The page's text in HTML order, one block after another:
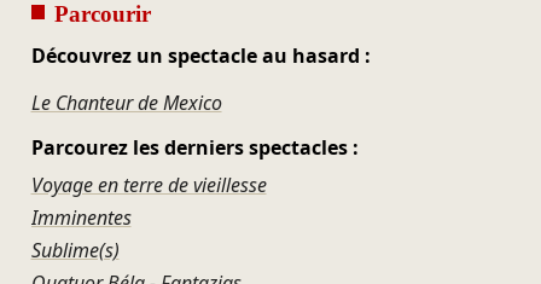
Parcourir
Découvrez un spectacle au hasard :
Le Chanteur de Mexico
Parcourez les derniers spectacles :
Voyage en terre de vieillesse
Imminentes
Sublime(s)